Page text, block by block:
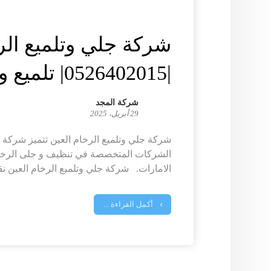
شركة جلي وتلميع
|0526402015| تلميع وجلي
شركة المجد
29 أبريل، 2025
شركة جلي وتلميع الرخام العين تتميز
الشركات المتخصصة في تنظيف و جلى
الامارات. شركة جلي وتلميع الرخام العين
أكمل القراءة ...